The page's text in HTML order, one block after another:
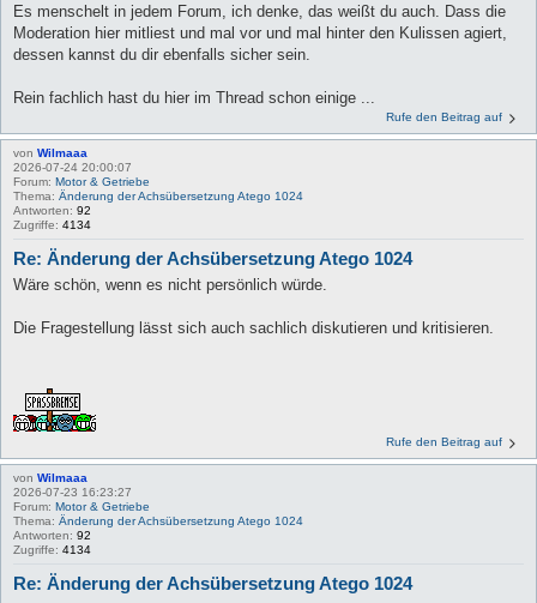
Es menschelt in jedem Forum, ich denke, das weißt du auch. Dass die
Moderation hier mitliest und mal vor und mal hinter den Kulissen agiert,
dessen kannst du dir ebenfalls sicher sein.
Rein fachlich hast du hier im Thread schon einige ...
Rufe den Beitrag auf
von Wilmaaa
2026-07-24 20:00:07
Forum: Motor & Getriebe
Thema: Änderung der Achsübersetzung Atego 1024
Antworten: 92
Zugriffe: 4134
Re: Änderung der Achsübersetzung Atego 1024
Wäre schön, wenn es nicht persönlich würde.
Die Fragestellung lässt sich auch sachlich diskutieren und kritisieren.
Rufe den Beitrag auf
von Wilmaaa
2026-07-23 16:23:27
Forum: Motor & Getriebe
Thema: Änderung der Achsübersetzung Atego 1024
Antworten: 92
Zugriffe: 4134
Re: Änderung der Achsübersetzung Atego 1024